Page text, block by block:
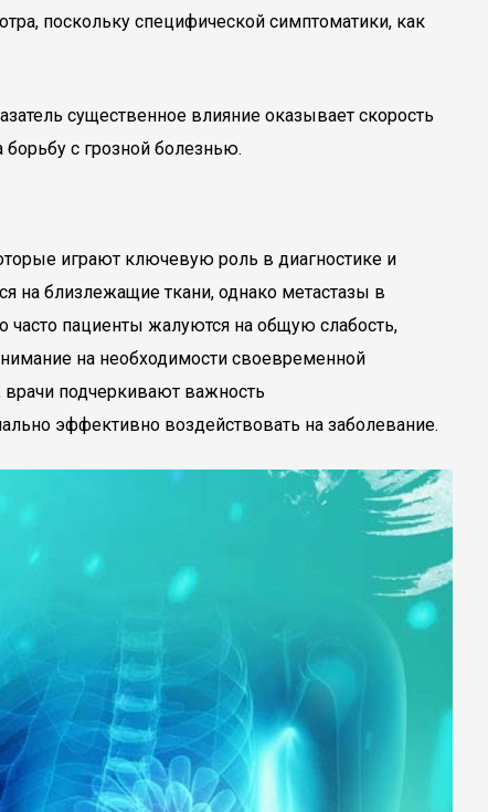
поскольку специфической симптоматики, как
существенное влияние оказывает скорость
борьбу с грозной болезнью.
играют ключевую роль в диагностике и
на близлежащие ткани, однако метастазы в
часто пациенты жалуются на общую слабость,
на необходимости своевременной
подчеркивают важность
эффективно воздействовать на заболевание.